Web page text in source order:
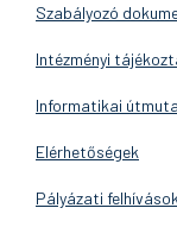
Szabályozó
Intézményi
Informatikai
Elérhetőségek
Pályázati felhívások